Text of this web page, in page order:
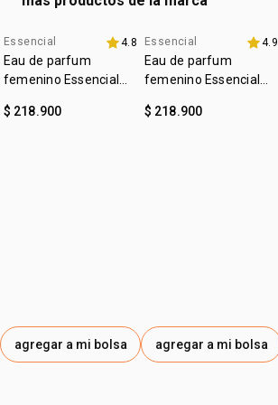
4u al 40%
Essencial 4.8
Eau de parfum
femenino Essencial
$ 218.900
agregar a mi bolsa
4u al 40%
Essencial 4.9
Eau de parfum
femenino Essencial
$ 218.900
agregar a mi bolsa